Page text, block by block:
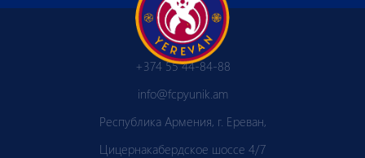
+374 55 44-84-88
info@fcpyunik.am
Республика Армения, г. Ереван,
Цицернакабердское шоссе 4/7